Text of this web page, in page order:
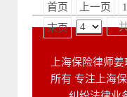
合实战
三点——
首页 上一页 1
末页
上海保险律师
所有 专注上海